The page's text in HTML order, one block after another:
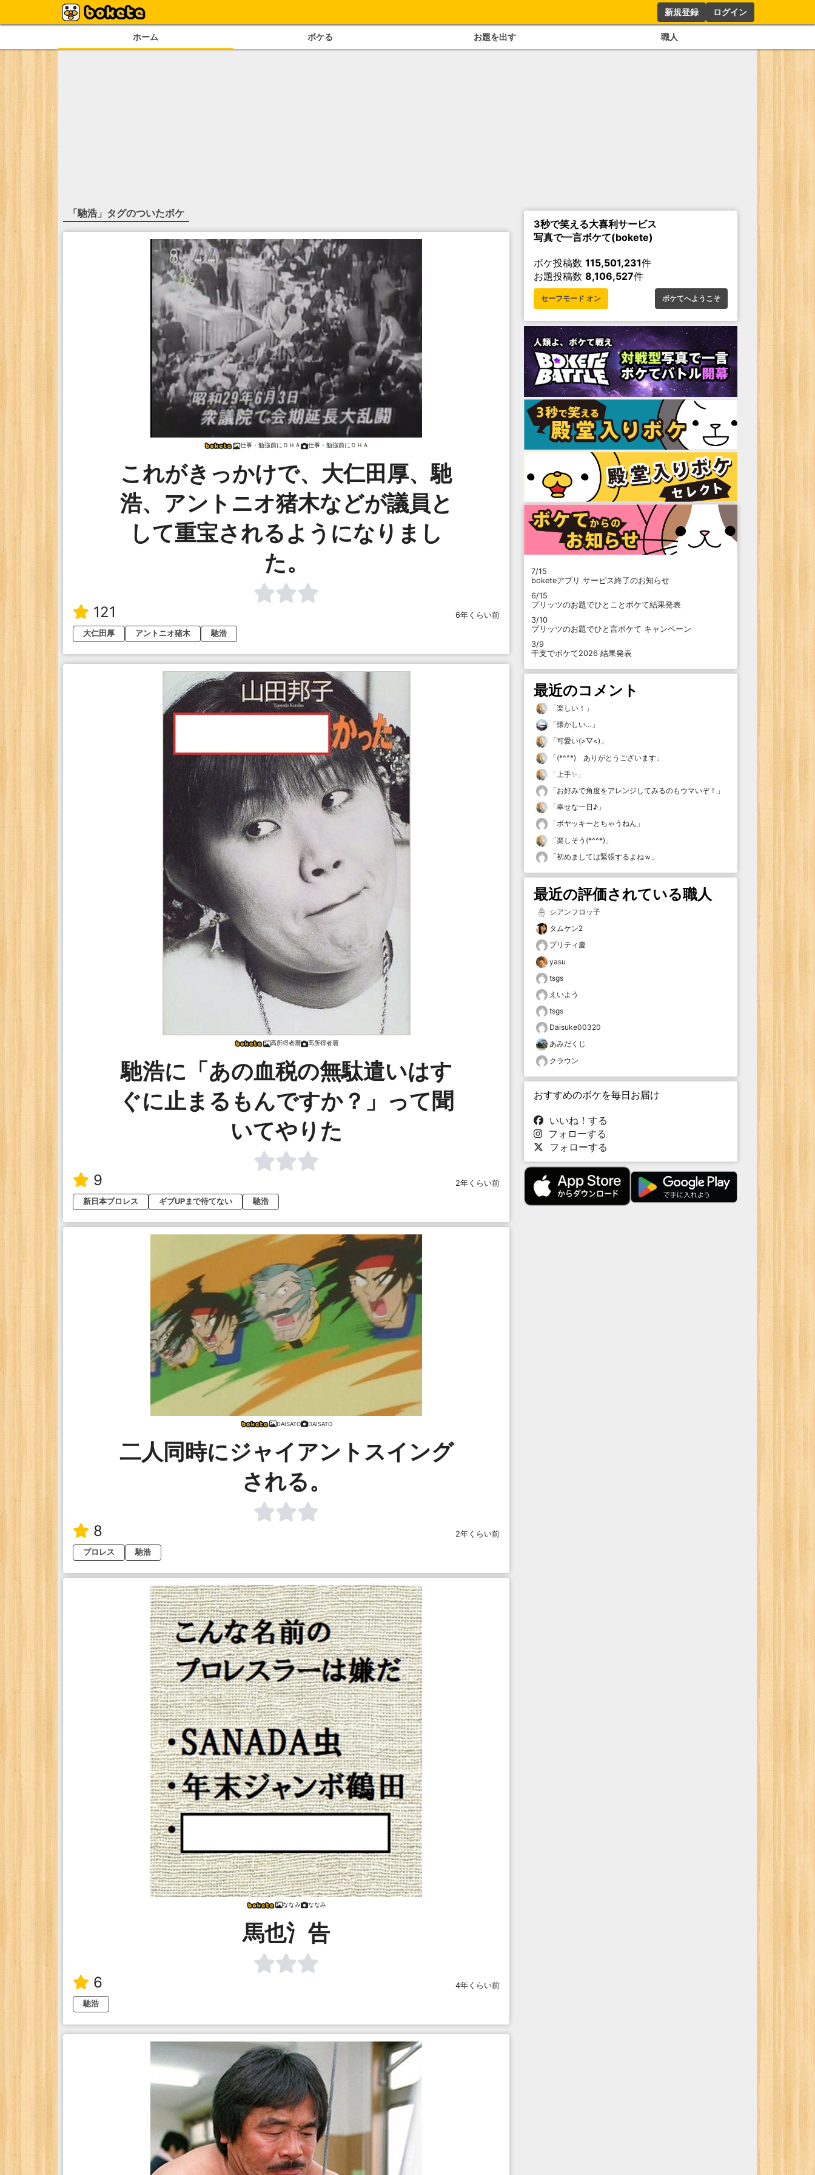
新規登録 ログイン
ホーム ボケる お題を出す 職人
「馳浩 」タグのついたボケ
仕事・勉強前にＤＨＡ 仕事・勉強前にＤＨＡ
これがきっかけで、大仁田厚、馳
浩、アントニオ猪木などが議員と
して重宝されるようになりまし
た。
121
6年くらい前
大仁田厚
アントニオ猪木 馳浩
高所得者層 高所得者層
馳浩に「あの血税の無駄遣いはす
ぐに止まるもんですか？」って聞
いてやりた
9
2年くらい前
新日本プロレス
ギブUPまで待てない 馳浩
DAISATO DAISATO
二人同時にジャイアントスイング
される。
8
2年くらい前
プロレス
馳浩
ななみ ななみ
馬也氵告
6
4年くらい前
馳浩
3秒で笑える大喜利サービス
写真で一言ボケて(bokete)
ボケ投稿数 115,501,231件
お題投稿数 8,106,527件
セーフモード オン ボケてへようこそ
7/15
boketeアプリ サービス終了のお知らせ
6/15
プリッツのお題でひとことボケて結果発表
3/10
プリッツのお題でひと言ボケて キャンペーン
3/9
干支でボケて2026 結果発表
最近のコメント
「楽しい！ 」
「懐かしい… 」
「可愛い(>▽<) 」
「(*^^*) ありがとうございます 」
「 上手✨ 」
「お好みで角度をアレンジしてみるのもウマいぞ！ 」
「幸せな一日♪ 」
「ボヤッキーとちゃうねん 」
「楽しそう(*^^*) 」
「初めましては緊張するよねｗ 」
最近の評価されている職人
シアンフロッ子
タムケン2
プリティ慶
yasu
tsgs
えいよう
tsgs
Daisuke00320
あみだくじ
クラウン
おすすめのボケを毎日お届け
いいね！する
フォローする
フォローする